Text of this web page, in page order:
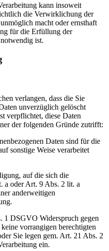
kann insoweit
die Verwirklichung der
macht oder ernsthaft
für die Erfüllung der
ist.
verlangen, dass die Sie
unverzüglich gelöscht
verpflichtet, diese Daten
der folgenden Gründe zutrifft:
Daten sind für die
sonstige Weise verarbeitet
auf die sich die
a oder Art. 9 Abs. 2 lit. a
anderweitigen
DSGVO Widerspruch gegen
vorrangigen berechtigten
Sie legen gem. Art. 21 Abs. 2
ein.